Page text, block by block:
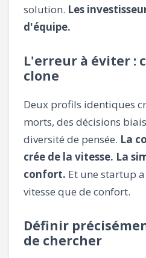
solution. Les
d'équipe.
L'erreur à éviter :
clone
Deux profils identiques
morts, des décisions
diversité de pensée. La
crée de la vitesse. La
confort. Et une startup
vitesse que de confort.
Définir
de chercher